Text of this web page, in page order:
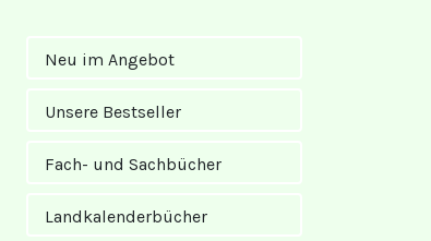
Neu im Angebot
Unsere Bestseller
Fach- und Sachbücher
Landkalender­bücher